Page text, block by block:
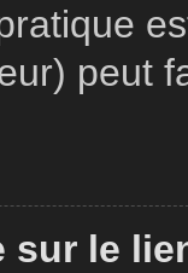
peut
sur le